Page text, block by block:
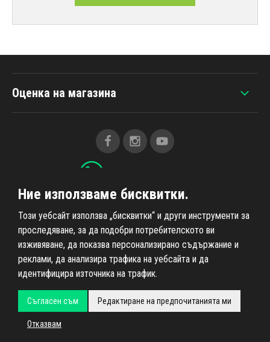
Всичко за пазаруването
Информация за нас
Оценка на магазина
Всички права запазени © 2026Ahifi.cz, реализация
Shean.cz
Ние използваме бисквитки.
Този уебсайт използва „бисквитки“ и други инструменти за
проследяване, за да подобри потребителското ви
изживяване, да показва персонализирано съдържание и
реклами, да анализира трафика на уебсайта и да
идентифицира източника на трафик.
Съгласен съм Редактиране на предпочитанията ми
Отказвам